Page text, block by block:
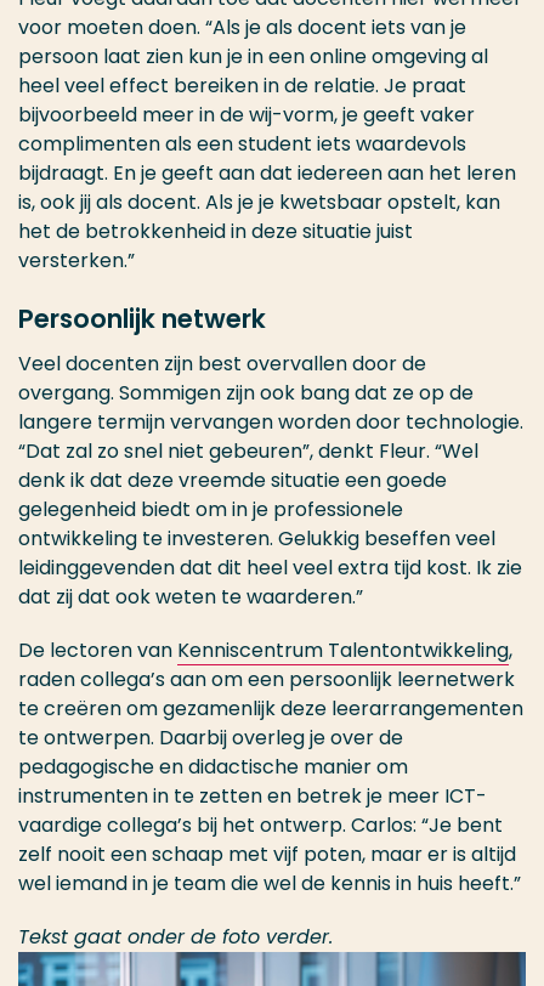
voor moeten doen. “Als je als docent iets van je
persoon laat zien kun je in een online omgeving al
heel veel effect bereiken in de relatie. Je praat
bijvoorbeeld meer in de wij-vorm, je geeft vaker
complimenten als een student iets waardevols
bijdraagt. En je geeft aan dat iedereen aan het leren
is, ook jij als docent. Als je je kwetsbaar opstelt, kan
het de betrokkenheid in deze situatie juist
versterken.”
Persoonlijk netwerk
Veel docenten zijn best overvallen door de
overgang. Sommigen zijn ook bang dat ze op de
langere termijn vervangen worden door technologie.
“Dat zal zo snel niet gebeuren”, denkt Fleur. “Wel
denk ik dat deze vreemde situatie een goede
gelegenheid biedt om in je professionele
ontwikkeling te investeren. Gelukkig beseffen veel
leidinggevenden dat dit heel veel extra tijd kost. Ik zie
dat zij dat ook weten te waarderen.”
De lectoren van Kenniscentrum Talentontwikkeling,
raden collega’s aan om een persoonlijk leernetwerk
te creëren om gezamenlijk deze leerarrangementen
te ontwerpen. Daarbij overleg je over de
pedagogische en didactische manier om
instrumenten in te zetten en betrek je meer ICT-
vaardige collega’s bij het ontwerp. Carlos: “Je bent
zelf nooit een schaap met vijf poten, maar er is altijd
wel iemand in je team die wel de kennis in huis heeft.”
Tekst gaat onder de foto verder.